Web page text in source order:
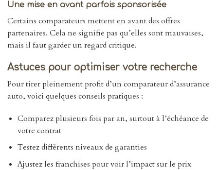
Une mise en avant parfois sponsorisée
Certains comparateurs mettent en avant des offres
partenaires. Cela ne signifie pas qu’elles sont mauvaises,
mais il faut garder un regard critique.
Astuces pour optimiser votre recherche
Pour tirer pleinement profit d’un comparateur d’assurance
auto, voici quelques conseils pratiques :
Comparez plusieurs fois par an, surtout à l’échéance de
votre contrat
Testez différents niveaux de garanties
Ajustez les franchises pour voir l’impact sur le prix